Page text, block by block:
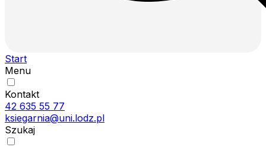
Start
Menu
Kontakt
42 635 55 77
ksiegarnia@uni.lodz.pl
Szukaj